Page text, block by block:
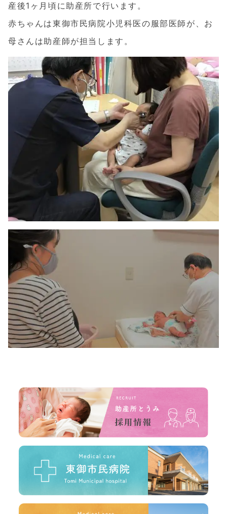
産後1ヶ月頃に助産所で行います。
赤ちゃんは東御市民病院小児科医の服部医師が、お
母さんは助産師が担当します。